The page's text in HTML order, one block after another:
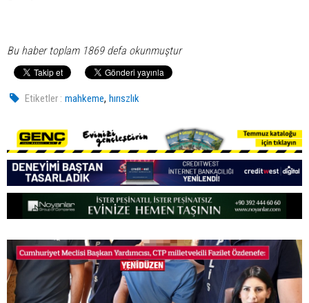
Bu haber toplam 1869 defa okunmuştur
Etiketler : mahkeme,hırıszlık